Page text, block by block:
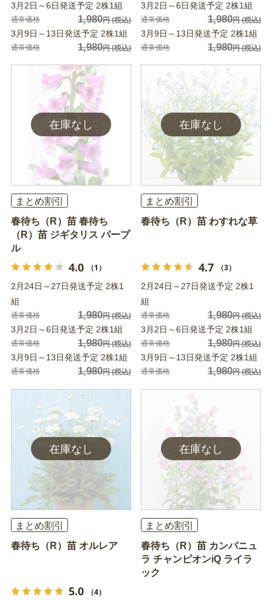
3月2日～6日発送予定 2株1組
通常価格 1,980円(税込)
3月9日～13日発送予定 2株1組
通常価格 1,980円(税込)
3月2日～6日発送予定 2株1組
通常価格 1,980円(税込)
3月9日～13日発送予定 2株1組
通常価格 1,980円(税込)
まとめ割引
春待ち（R）苗 春待ち
（R）苗 ジギタリス パープ
ル
4.0 （1）
2月24日～27日発送予定 2株1
組
通常価格 1,980円(税込)
3月2日～6日発送予定 2株1組
通常価格 1,980円(税込)
3月9日～13日発送予定 2株1組
通常価格 1,980円(税込)
まとめ割引
春待ち（R）苗 わすれな草
4.7 （3）
2月24日～27日発送予定 2株1
組
通常価格 1,980円(税込)
3月2日～6日発送予定 2株1組
通常価格 1,980円(税込)
3月9日～13日発送予定 2株1組
通常価格 1,980円(税込)
まとめ割引
春待ち（R）苗 オルレア
5.0 （4）
まとめ割引
春待ち（R）苗 カンパニュ
ラ チャンピオンiQ ライラ
ック